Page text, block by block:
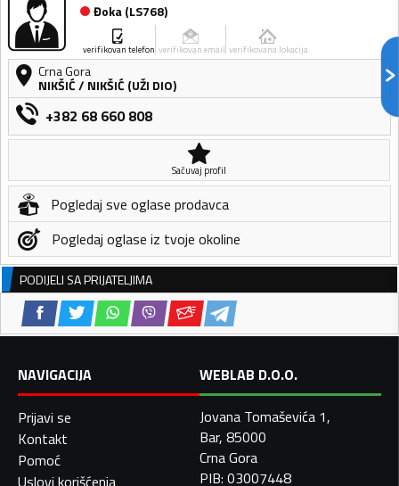
Đoka(LS768)
verifikovan telefon verifikovan email verifikovana lokacija
Crna Gora
NIKŠIĆ/ NIKŠIĆ (UŽI DIO)
+382 68 660 808
Sačuvaj profil
Pogledaj sve oglase prodavca
Pogledaj oglase iz tvoje okoline
PODIJELI SA PRIJATELJIMA
NAVIGACIJA
Prijavi se
Kontakt
Pomoć
WEBLAB D.O.O.
Jovana Tomaševića 1,
Bar, 85000
Crna Gora
PIB: 03007448